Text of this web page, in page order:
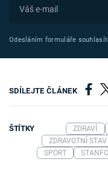
Odesláním formuláře
SDÍLEJTE ČLÁNEK
ŠTÍTKY ZDRAVÍ
ZDRAVOTNÍ STAV
SPORT